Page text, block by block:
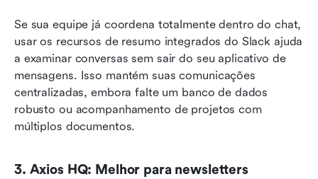
Se sua equipe já coordena totalmente dentro do chat,
usar os recursos de resumo integrados do Slack ajuda
a examinar conversas sem sair do seu aplicativo de
mensagens. Isso mantém suas comunicações
centralizadas, embora falte um banco de dados
robusto ou acompanhamento de projetos com
múltiplos documentos.
3. Axios HQ: Melhor para newsletters